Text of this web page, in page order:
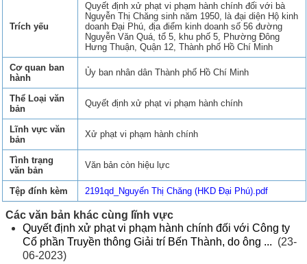
Trích yếu
Quyết định xử phạt vi phạm hành chính đối với bà
Nguyễn Thị Chăng sinh năm 1950, là đại diện Hộ kinh
doanh Đại Phú, địa điểm kinh doanh số 56 đường
Nguyễn Văn Quá, tổ 5, khu phố 5, Phường Đông
Hưng Thuận, Quận 12, Thành phố Hồ Chí Minh
Cơ quan ban
hành
Ủy ban nhân dân Thành phố Hồ Chí Minh
Thể Loại văn
bản
Quyết định xử phạt vi phạm hành chính
Lĩnh vực văn
bản
Xử phạt vi phạm hành chính
Tình trạng
văn bản
Văn bản còn hiệu lực
Tệp đính kèm 2191qd_Nguyến Thị Chăng (HKD Đại Phú).pdf
Các văn bản khác cùng lĩnh vực
Quyết định xử phạt vi phạm hành chính đối với Công ty
Cổ phần Truyền thông Giải trí Bến Thành, do ông ... (23-
06-2023)